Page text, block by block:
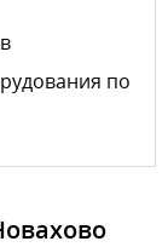
по